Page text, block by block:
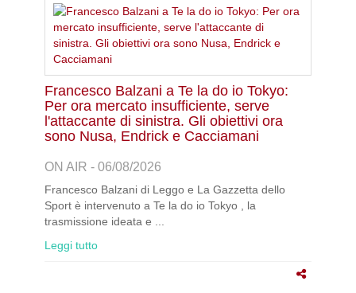
Francesco Balzani a Te la do io Tokyo:
Per ora mercato insufficiente, serve
l'attaccante di sinistra. Gli obiettivi ora
sono Nusa, Endrick e Cacciamani
ON AIR - 06/08/2026
Francesco Balzani di Leggo e La Gazzetta dello
Sport è intervenuto a Te la do io Tokyo , la
trasmissione ideata e ...
Leggi tutto